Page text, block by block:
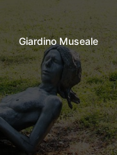
Giardino Museale